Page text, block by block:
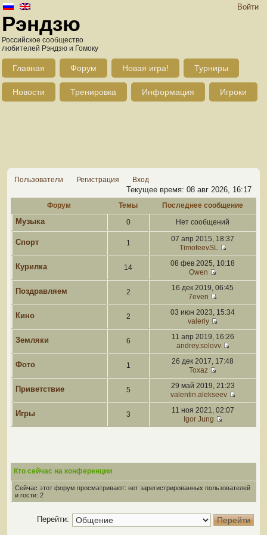
Войти
Рэндзю
Российское сообщество
любителей Рэндзю и Гомоку
Главная Форум Новая игра! Турниры
Новости Тренировка Информация Игроки
Пользователи Регистрация Вход
Текущее время: 08 авг 2026, 16:17
Форум Темы Последнее сообщение
Музыка 0 Нет сообщений
Спорт 1
07 апр 2015, 18:37
TimofeevSL
Курилка 14
08 фев 2025, 10:18
Owen
Поздравляем 2
16 дек 2019, 06:45
7even
Кино 2
03 июн 2023, 15:34
valeriy
Земляки 6
11 апр 2019, 16:26
andrey.solovv
Фото 1
26 дек 2017, 17:48
Toxaz
Приветствие 5
29 май 2019, 21:23
valentin.alekseev
Игры 3
11 ноя 2021, 02:07
Igor Jung
Кто сейчас на конференции
Сейчас этот форум просматривают: нет зарегистрированных пользователей
и гости: 2
Перейти: